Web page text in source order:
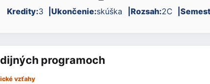
Kredity:3 Ukončenie:skúška Rozsah:2C
programoch
vzťahy